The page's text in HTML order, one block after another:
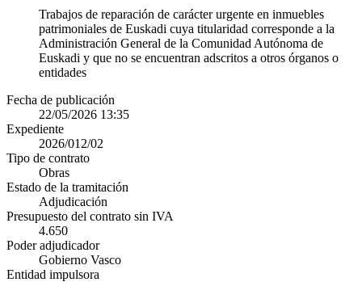
Trabajos de reparación de carácter urgente en inmuebles
patrimoniales de Euskadi cuya titularidad corresponde a la
Administración General de la Comunidad Autónoma de
Euskadi y que no se encuentran adscritos a otros órganos o
entidades
Fecha de publicación
22/05/2026 13:35
Expediente
2026/012/02
Tipo de contrato
Obras
Estado de la tramitación
Adjudicación
Presupuesto del contrato sin IVA
4.650
Poder adjudicador
Gobierno Vasco
Entidad impulsora